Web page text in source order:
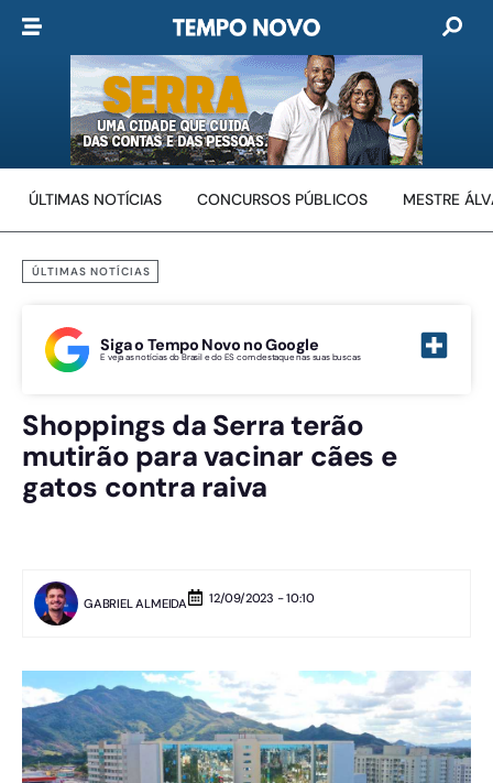
ÚLTIMAS NOTÍCIAS CONCURSOS PÚBLICOS MESTRE
ÚLTIMAS NOTÍCIAS
Siga o Tempo Novo no Google
E veja as notícias do Brasil e do ES com destaque nas suas buscas
Shoppings da Serra terão
mutirão para vacinar cães e
gatos contra raiva
GABRIEL ALMEIDA 12/09/2023 - 10:10